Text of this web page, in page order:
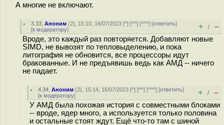
А многие не включают.
3.33 ,Аноним (2), 15:10, 16/07/2023 [^] [^^] [^^^] [ответить]
[к модератору] + / –
Вроде, это каждый раз повторяется. Добавляют новые
SIMD, не вывозят по тепловыделению, и пока
литография не обновится, все процессоры идут
бракованные. И не предъявишь ведь как АМД -- ничего
не падает.
4.34 ,Аноним (2), 15:14, 16/07/2023 [^] [^^] [^^^] [ответить]
[к модератору] + / –
У АМД была похожая история с совместными блоками
-- вроде, ядер много, а используется только половина
и остальные стоят ждут. Ещё что-то там с шиной